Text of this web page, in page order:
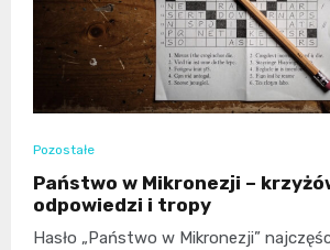
Pozostałe
Państwo w Mikronezji –
odpowiedzi i tropy
Hasło „Państwo w Mikronezji”